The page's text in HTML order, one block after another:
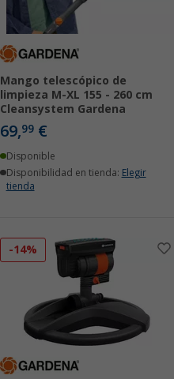
Mango telescópico de
limpieza M-XL 155 - 260 cm
Cleansystem Gardena
69,99 €
Disponible
Disponibilidad en tienda: Elegir
tienda
-14%